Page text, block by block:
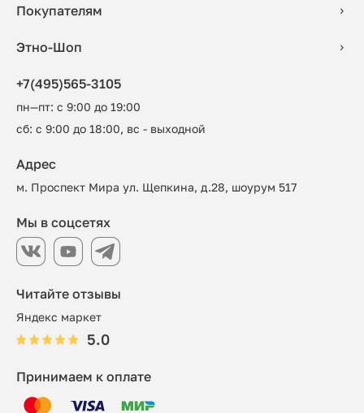
Покупателям
Этно-Шоп
+7(495)565-3105
пн—пт: с 9:00 до 19:00
сб: с 9:00 до 18:00, вс - выходной
Читайте отзывы
Яндекс маркет
5.0
Адрес
м. Проспект Мира ул. Щепкина, д.28, шоурум 517
Принимаем к оплате
Мы в соцсетях